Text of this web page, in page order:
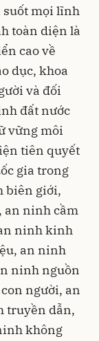
mọi lĩnh
toàn diện là
cao về
dục, khoa
và đối
đất nước
vững môi
tiên quyết
gia trong
biên giới,
an ninh cầm
ninh kinh
an ninh
ninh nguồn
người, an
truyền dẫn,
không